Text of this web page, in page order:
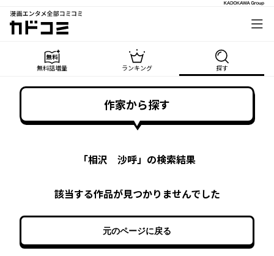
漫画エンタメ全部コミコミ
カドコミ
無料話増量 ランキング 探す
作家から探す
「相沢 沙呼」の検索結果
該当する作品が見つかりませんでした
元のページに戻る